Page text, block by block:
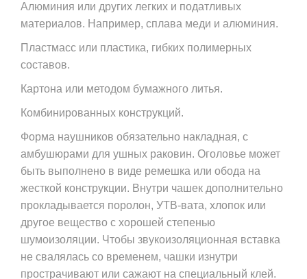
Алюминия или других легких и податливых
материалов. Например, сплава меди и алюминия.
Пластмасс или пластика, гибких полимерных
составов.
Картона или методом бумажного литья.
Комбинированных конструкций.
Форма наушников обязательно накладная, с
амбушюрами для ушных раковин. Оголовье может
быть выполнено в виде ремешка или обода на
жесткой конструкции. Внутри чашек дополнительно
прокладывается поролон, УТВ-вата, хлопок или
другое вещество с хорошей степенью
шумоизоляции. Чтобы звукоизоляционная вставка
не свалялась со временем, чашки изнутри
прострачивают или сажают на специальный клей.